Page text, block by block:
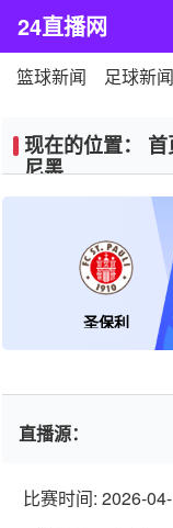
24直播网
篮球新闻 足球新闻
现在的位置：
尼黑
圣保利
直播源：
比赛时间: 2026-